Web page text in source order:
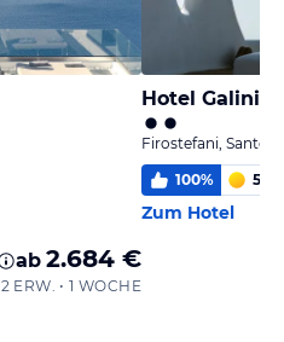
ab 2.684 €
2 ERW. • 1 WOCHE
Hotel Galini
Firostefani,
100% 5
Zum Hotel